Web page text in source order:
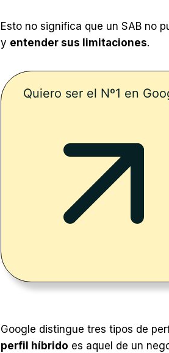
Esto no significa que un SAB no
y entender sus limitaciones.
Quiero ser el Nº1 en
Google distingue tres tipos de
perfil híbrido es aquel de un